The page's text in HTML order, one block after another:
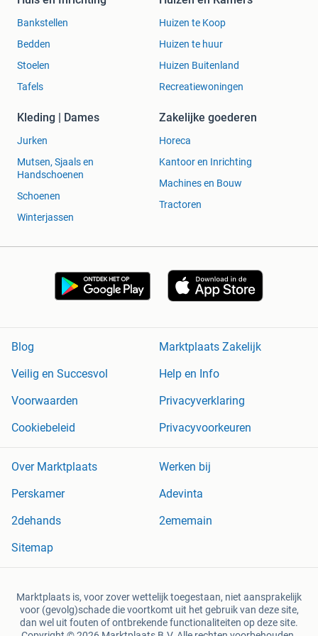
Bankstellen
Bedden
Stoelen
Tafels
Huizen te Koop
Huizen te huur
Huizen Buitenland
Recreatiewoningen
Kleding | Dames
Jurken
Mutsen, Sjaals en
Handschoenen
Schoenen
Winterjassen
Zakelijke goederen
Horeca
Kantoor en Inrichting
Machines en Bouw
Tractoren
Blog
Marktplaats Zakelijk
Veilig en Succesvol
Help en Info
Voorwaarden
Privacyverklaring
Cookiebeleid
Privacyvoorkeuren
Over Marktplaats
Werken bij
Perskamer
Adevinta
2dehands
2ememain
Sitemap
Marktplaats is, voor zover wettelijk toegestaan, niet aansprakelijk
voor (gevolg)schade die voortkomt uit het gebruik van deze site,
dan wel uit fouten of ontbrekende functionaliteiten op deze site.